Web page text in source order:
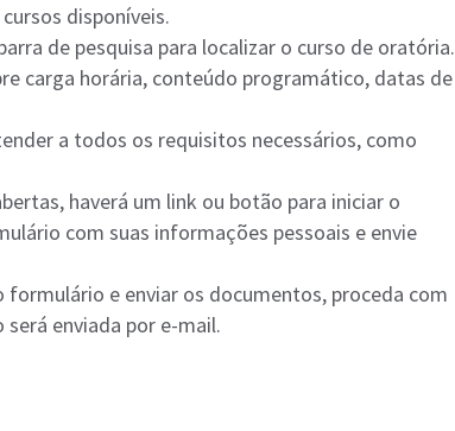
disponíveis.
de pesquisa para localizar o curso de oratória.
carga horária, conteúdo programático, datas de
a todos os requisitos necessários, como
haverá um link ou botão para iniciar o
com suas informações pessoais e envie
formulário e enviar os documentos, proceda com
enviada por e-mail.